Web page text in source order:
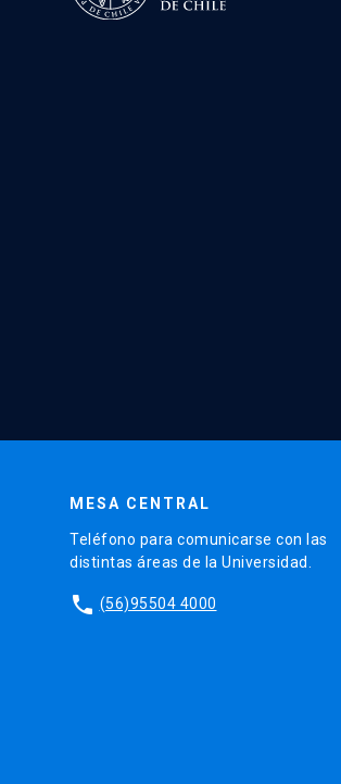
MESA CENTRAL
Teléfono para comunicarse con las
distintas áreas de la Universidad.
phone (56)95504 4000